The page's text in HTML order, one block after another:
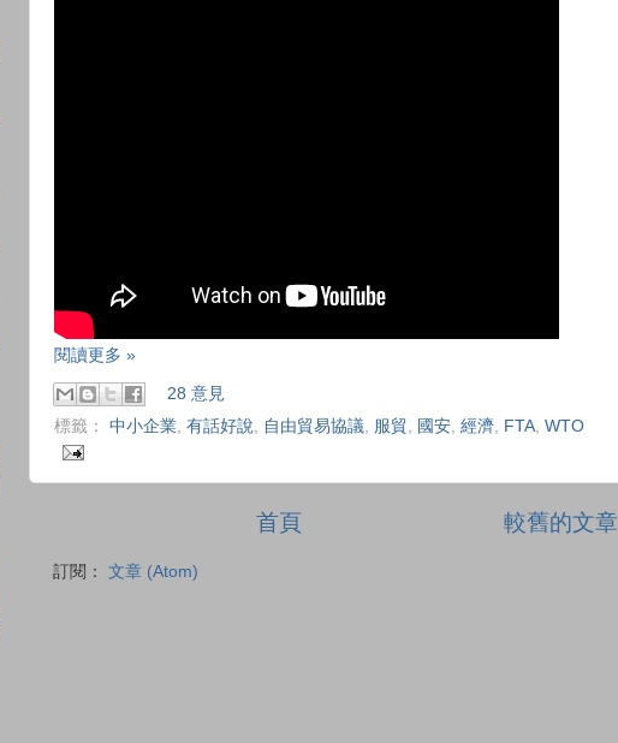
閱讀更多 »
28 意見
標籤： 中小企業, 有話好說, 自由貿易協議, 服貿 , 國安, 經濟, FTA, WTO
較舊的文章
首頁
訂閱： 文章 (Atom)